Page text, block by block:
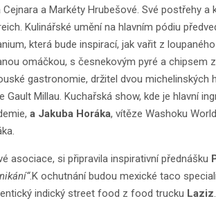
a Markéty Hrubešové. Své postřehy a
Kulinářské umění na hlavním pódiu
která bude inspirací, jak vařit z
omáčkou, s česnekovým pyré a chipsem
gastronomie, držitel dvou michelinských
Millau. Kuchařská show, kde je hlavní
a Jakuba Horáka, vítěze Washoku
asociace, si připravila inspirativní přednášku
.K ochutnání budou mexické taco
indický street food z food trucku Laziz